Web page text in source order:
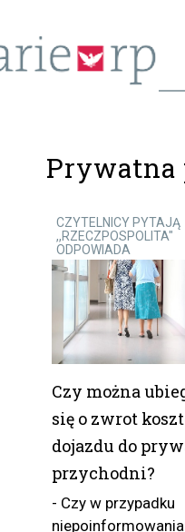
Prywatna
CZYTELNICY PYTAJĄ
,,RZECZPOSPOLITA"
ODPOWIADA
Czy można
się o zwrot
dojazdu do
przychodni?
- Czy w przypadku